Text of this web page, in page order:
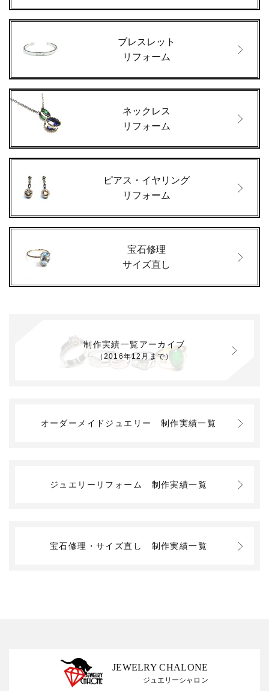
ブレスレット
リフォーム
ネックレス
リフォーム
ピアス・イヤリング
リフォーム
宝石修理
サイズ直し
制作実績一覧アーカイブ
（2016年12月まで）
オーダーメイドジュエリー 制作実績一覧
ジュエリーリフォーム 制作実績一覧
宝石修理・サイズ直し 制作実績一覧
JEWELRY CHALONE
ジュエリーシャロン